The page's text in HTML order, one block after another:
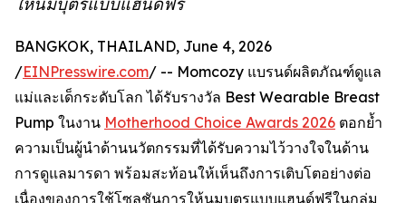
BANGKOK, THAILAND, June 4, 2026
/EINPresswire.com/ -- Momcozy แบรนด์ผลิตภัณฑ์ดูแล
แม่และเด็กระดับโลก ได้รับรางวัล Best Wearable Breast
Pump ในงาน Motherhood Choice Awards 2026 ตอกย้ำ
ความเป็นผู้นำด้านนวัตกรรมที่ได้รับความไว้วางใจในด้าน
การดูแลมารดา พร้อมสะท้อนให้เห็นถึงการเติบโตอย่างต่อ
เนื่องของการใช้โซลูชันการให้นมบุตรแบบแฮนด์ฟรีในกลุ่ม